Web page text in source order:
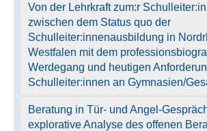
Von der Lehrkraft zum:r
zwischen dem Status quo der
Schulleiter:innenausbildung in
Westfalen mit dem
Werdegang und heutigen
Schulleiter:innen an Gymnasien/
Beratung in Tür- und Angel-
explorative Analyse des offenen